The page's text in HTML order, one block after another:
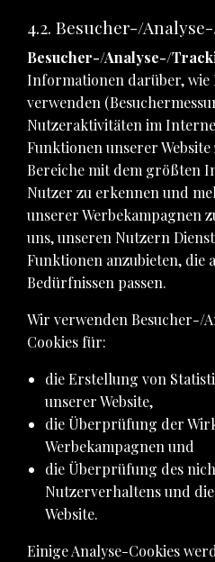
4.2. Besucher-/
Besucher-/Analyse-/
Informationen darüber, wie
verwenden
Nutzeraktivitäten im
Funktionen unserer
Bereiche mit dem größten
Nutzer zu erkennen und
unserer Werbekampagnen
uns, unseren Nutzern
Funktionen anzubieten, die
Bedürfnissen passen.
Wir verwenden Besucher-/
Cookies für:
die Erstellung von
unserer Website,
die Überprüfung der
Werbekampagnen und
die Überprüfung des
Nutzerverhaltens und
Website.
Einige Analyse-Cookies